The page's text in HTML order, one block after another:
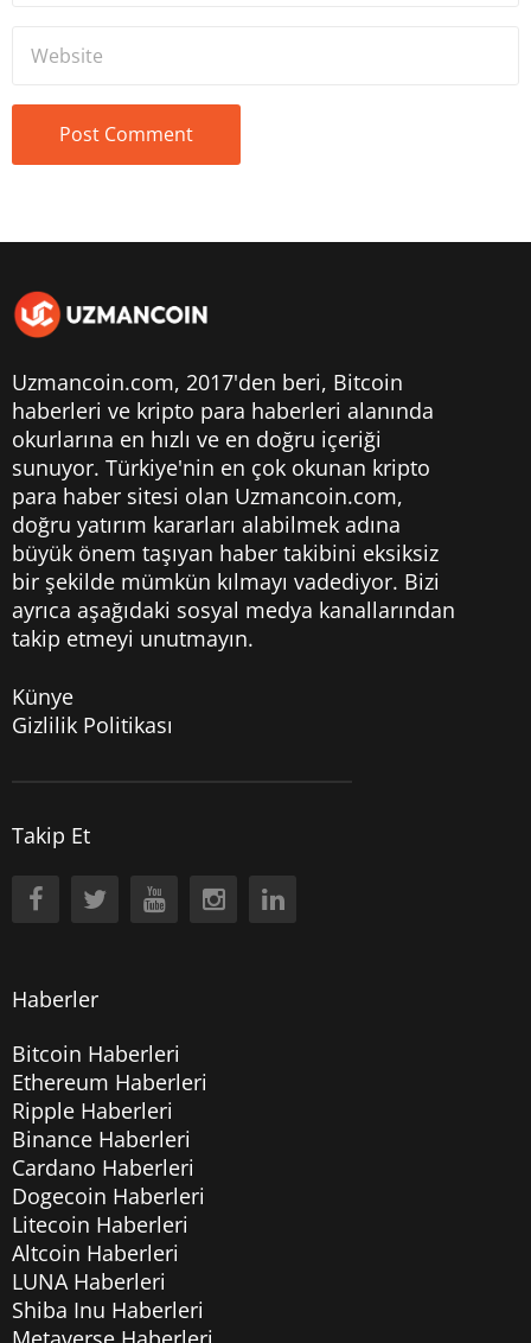
Uzmancoin.com, 2017'den beri, Bitcoin
haberleri ve kripto para haberleri alanında
okurlarına en hızlı ve en doğru içeriği
sunuyor. Türkiye'nin en çok okunan kripto
para haber sitesi olan Uzmancoin.com,
doğru yatırım kararları alabilmek adına
büyük önem taşıyan haber takibini eksiksiz
bir şekilde mümkün kılmayı vadediyor. Bizi
ayrıca aşağıdaki sosyal medya kanallarından
takip etmeyi unutmayın.
Künye
Gizlilik Politikası
Takip Et
Haberler
Bitcoin Haberleri
Ethereum Haberleri
Ripple Haberleri
Binance Haberleri
Cardano Haberleri
Dogecoin Haberleri
Litecoin Haberleri
Altcoin Haberleri
LUNA Haberleri
Shiba Inu Haberleri